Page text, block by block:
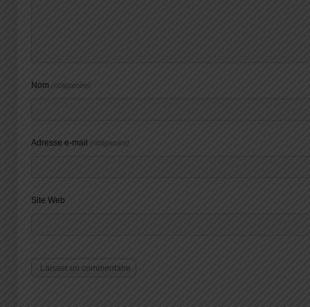
Nom (obligatoire)
Adresse e-mail (obligatoire)
Site Web